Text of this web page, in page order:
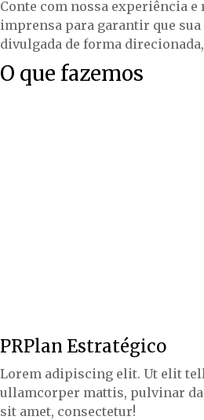
Conte com nossa experiência
imprensa para garantir que sua
divulgada de forma
O que fazemos
PRPlan Estratégico
Lorem adipiscing elit. Ut elit
ullamcorper mattis, pulvinar
sit amet, consectetur!